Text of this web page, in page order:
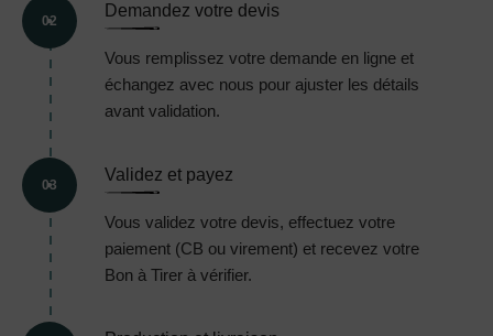
02
Demandez votre devis
Vous remplissez votre demande en ligne et
échangez avec nous pour ajuster les détails
avant validation.
03
Validez et payez
Vous validez votre devis, effectuez votre
paiement (CB ou virement) et recevez votre
Bon à Tirer à vérifier.